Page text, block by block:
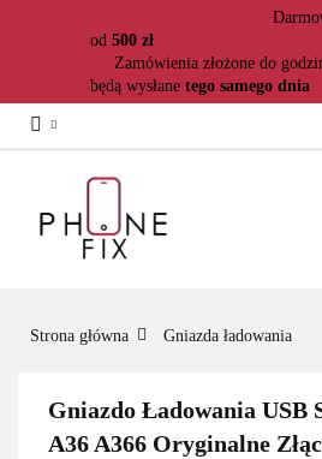
Darmowa
od 500 zł
Zamówienia złożone do
będą wysłane tego samego dnia
Strona główna Gniazda ładowania
Gniazdo Ładowania USB
A36 A366 Oryginalne